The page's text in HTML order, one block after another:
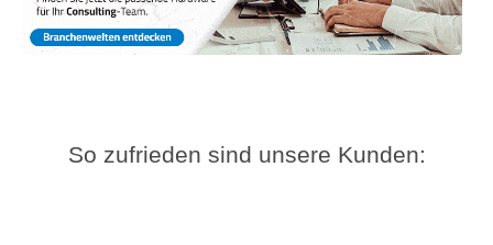
So zufrieden sind unsere Kunden: